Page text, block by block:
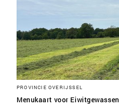
PROVINCIE OVERIJSSEL
Menukaart voor Eiwitgewassen